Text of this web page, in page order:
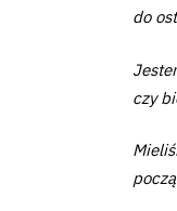
do
czy